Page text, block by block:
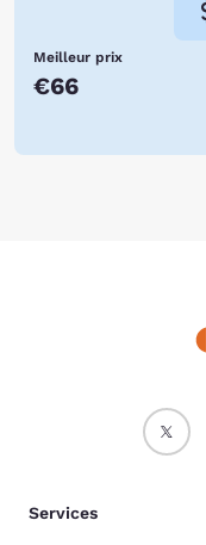
Meilleur prix
€66
Services